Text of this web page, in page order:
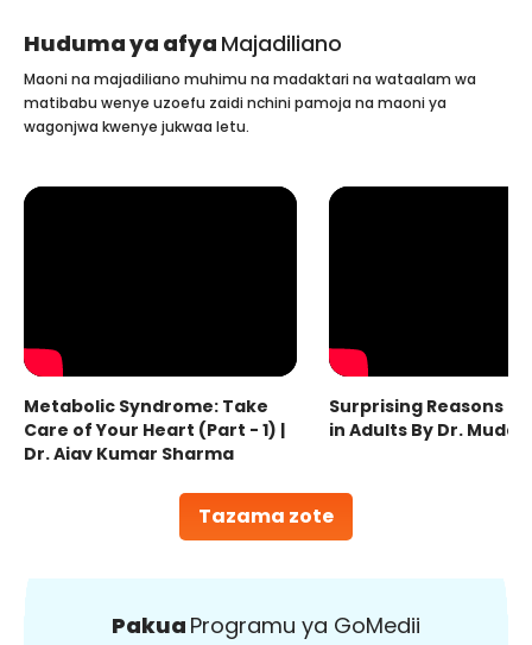
Huduma ya afya Majadiliano
Tazama zote
Maoni na majadiliano muhimu na madaktari na wataalam wa
matibabu wenye uzoefu zaidi nchini pamoja na maoni ya
wagonjwa kwenye jukwaa letu.
Metabolic Syndrome: Take
Care of Your Heart (Part - 1) |
Dr. Ajay Kumar Sharma
Surprising Reasons
in Adults By Dr.
Pakua Programu ya GoMedii